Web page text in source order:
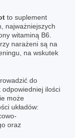
to suplement
najważniejszych
witaminą B6.
narażeni są na
na wskutek
do
ilości
może
układów:
oraz